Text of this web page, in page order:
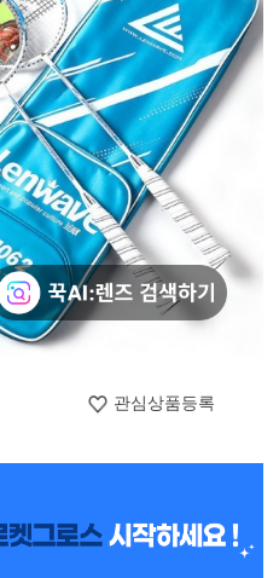
관심상품등록